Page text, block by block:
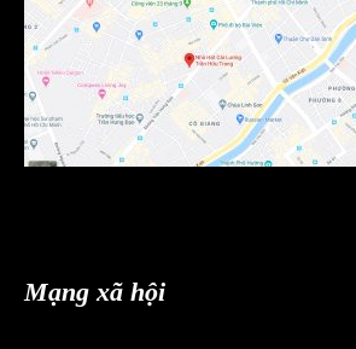
Mạng xã hội